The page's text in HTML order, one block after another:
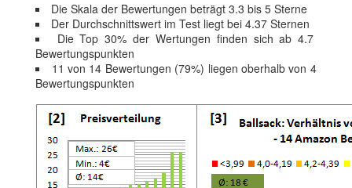
Die Skala der Bewertungen beträgt 3.3 bis 5 Sterne
Der Durchschnittswert im Test liegt bei 4.37 Sternen
Die Top 30% der Wertungen finden sich ab 4.7
Bewertungspunkten
11 von 14 Bewertungen (79%) liegen oberhalb von 4
Bewertungspunkten